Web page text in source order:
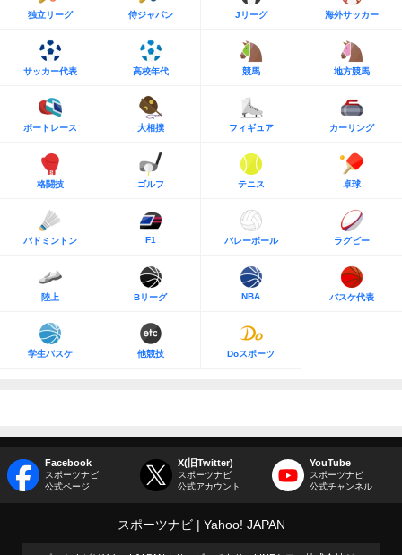
独立リーグ 侍ジャパン Jリーグ 海外サッカー
サッカー代表 高校年代 競馬 地方競馬
ボートレース 大相撲 フィギュア カーリング
格闘技 ゴルフ テニス 卓球
バドミントン F1 バレーボール ラグビー
陸上 Bリーグ NBA バスケ代表
学生バスケ 他競技 Doスポーツ
Facebook
スポーツナビ
公式ページ
X(旧Twitter)
スポーツナビ
公式アカウント
YouTube
スポーツナビ
公式チャンネル
スポーツナビ Yahoo! JAPAN